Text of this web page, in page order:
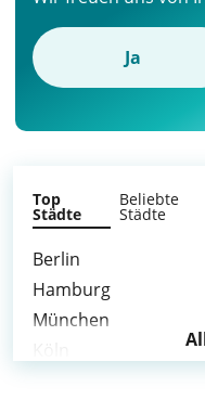
Ja
Top
Städte
Beliebte
Städte
Berlin
Hamburg
München